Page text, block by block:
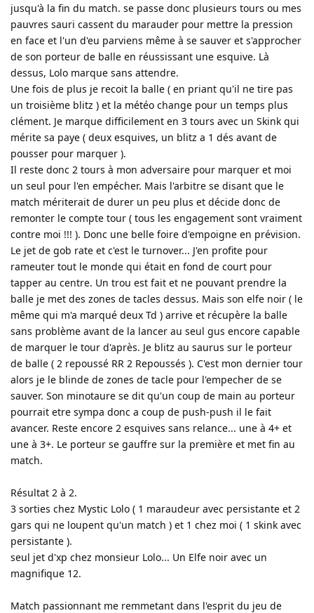
jusqu'à la fin du match. se passe donc plusieurs tours ou mes
pauvres sauri cassent du marauder pour mettre la pression
en face et l'un d'eu parviens même à se sauver et s'approcher
de son porteur de balle en réussissant une esquive. Là
dessus, Lolo marque sans attendre.
Une fois de plus je recoit la balle ( en priant qu'il ne tire pas
un troisième blitz ) et la météo change pour un temps plus
clément. Je marque difficilement en 3 tours avec un Skink qui
mérite sa paye ( deux esquives, un blitz a 1 dés avant de
pousser pour marquer ).
Il reste donc 2 tours à mon adversaire pour marquer et moi
un seul pour l'en empécher. Mais l'arbitre se disant que le
match mériterait de durer un peu plus et décide donc de
remonter le compte tour ( tous les engagement sont vraiment
contre moi !!! ). Donc une belle foire d'empoigne en prévision.
Le jet de gob rate et c'est le turnover... J'en profite pour
rameuter tout le monde qui était en fond de court pour
tapper au centre. Un trou est fait et ne pouvant prendre la
balle je met des zones de tacles dessus. Mais son elfe noir ( le
même qui m'a marqué deux Td ) arrive et récupère la balle
sans problème avant de la lancer au seul gus encore capable
de marquer le tour d'après. Je blitz au saurus sur le porteur
de balle ( 2 repoussé RR 2 Repoussés ). C'est mon dernier tour
alors je le blinde de zones de tacle pour l'empecher de se
sauver. Son minotaure se dit qu'un coup de main au porteur
pourrait etre sympa donc a coup de push-push il le fait
avancer. Reste encore 2 esquives sans relance... une à 4+ et
une à 3+. Le porteur se gauffre sur la première et met fin au
match.
Résultat 2 à 2.
3 sorties chez Mystic Lolo ( 1 maraudeur avec persistante et 2
gars qui ne loupent qu'un match ) et 1 chez moi ( 1 skink avec
persistante ).
seul jet d'xp chez monsieur Lolo... Un Elfe noir avec un
magnifique 12.
Match passionnant me remmetant dans l'esprit du jeu de